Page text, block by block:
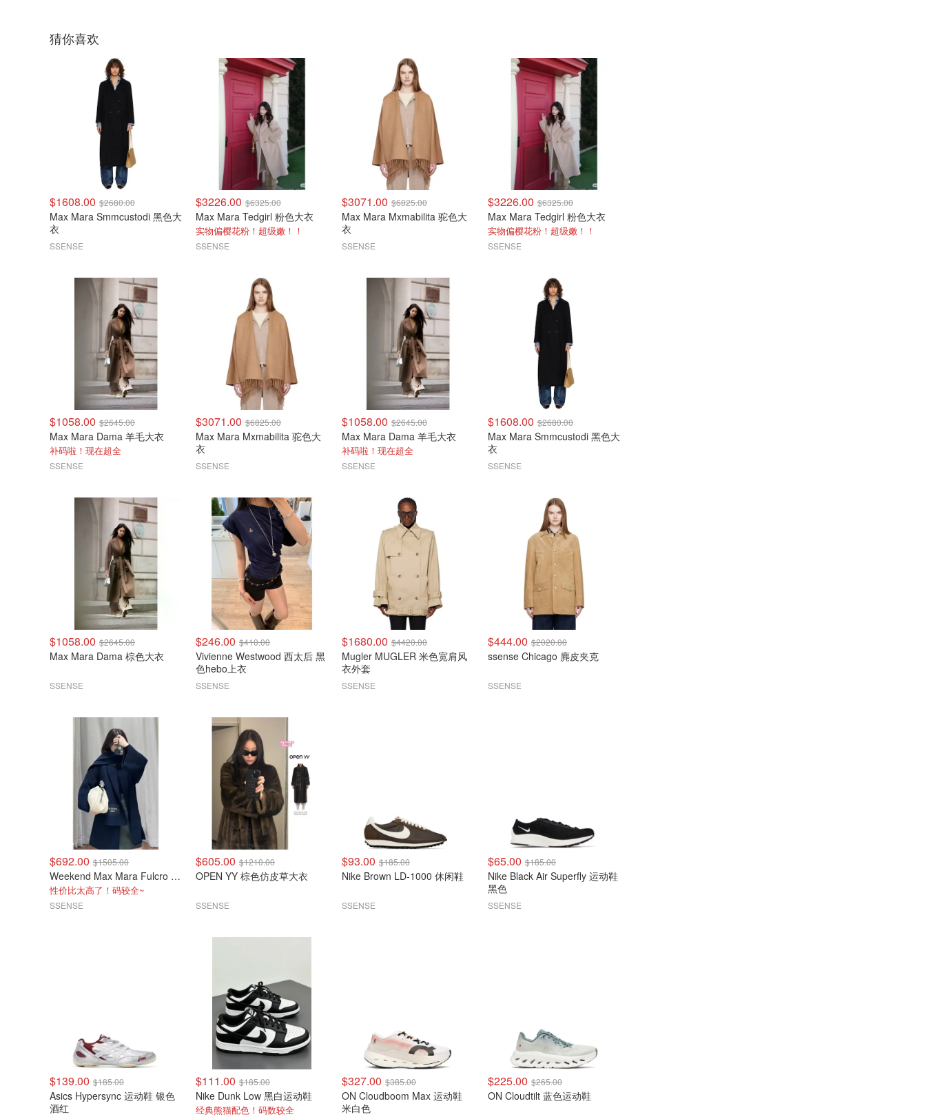
猜你喜欢
$1608.00 $2680.00
Max Mara Smmcustodi 黑色大
衣
SSENSE
$3226.00 $6325.00
Max Mara Tedgirl 粉色大衣
实物偏樱花粉！超级嫩！！
SSENSE
$3071.00 $6825.00
Max Mara Mxmabilita 驼色大
衣
SSENSE
$3226.00 $6325.00
Max Mara Tedgirl 粉色大衣
实物偏樱花粉！超级嫩！！
SSENSE
$1058.00 $2645.00
Max Mara Dama 羊毛大衣
补码啦！现在超全
SSENSE
$3071.00 $6825.00
Max Mara Mxmabilita 驼色大
衣
SSENSE
$1058.00 $2645.00
Max Mara Dama 羊毛大衣
补码啦！现在超全
SSENSE
$1608.00 $2680.00
Max Mara Smmcustodi 黑色大
衣
SSENSE
$1058.00 $2645.00
Max Mara Dama 棕色大衣
SSENSE
$246.00 $410.00
Vivienne Westwood 西太后 黑
色hebo上衣
SSENSE
$1680.00 $4420.00
Mugler MUGLER 米色宽肩风
衣外套
SSENSE
$444.00 $2020.00
ssense Chicago 麂皮夹克
SSENSE
$692.00 $1505.00
Weekend Max Mara Fulcro 海军蓝围巾外套
性价比太高了！码较全~
SSENSE
$605.00 $1210.00
OPEN YY 棕色仿皮草大衣
SSENSE
$93.00 $185.00
Nike Brown LD-1000 休闲鞋
SSENSE
$65.00 $185.00
Nike Black Air Superfly 运动鞋
黑色
SSENSE
$139.00 $185.00
Asics Hypersync 运动鞋 银色
酒红
$111.00 $185.00
Nike Dunk Low 黑白运动鞋
经典熊猫配色！码数较全
$327.00 $385.00
ON Cloudboom Max 运动鞋
米白色
$225.00 $265.00
ON Cloudtilt 蓝色运动鞋